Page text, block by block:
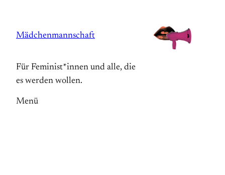
springen
Mädchenmannschaft
Für Feminist*innen und alle, die
es werden wollen.
Menü